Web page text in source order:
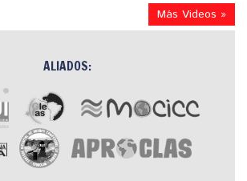
Más Videos »
ALIADOS: